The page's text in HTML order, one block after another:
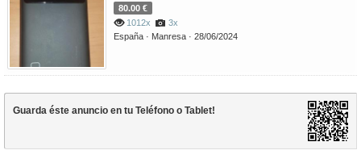
80.00 €
1012x
3x
España · Manresa · 28/06/2024
Guarda éste anuncio en tu Teléfono o Tablet!